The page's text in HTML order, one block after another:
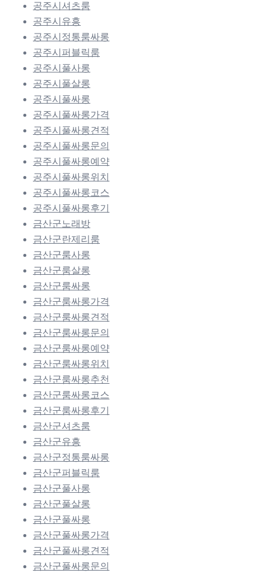
공주시셔츠룸
공주시유흥
공주시정통룸싸롱
공주시퍼블릭룸
공주시풀사롱
공주시풀살롱
공주시풀싸롱
공주시풀싸롱가격
공주시풀싸롱견적
공주시풀싸롱문의
공주시풀싸롱예약
공주시풀싸롱위치
공주시풀싸롱코스
공주시풀싸롱후기
금산군노래방
금산군란제리룸
금산군룸사롱
금산군룸살롱
금산군룸싸롱
금산군룸싸롱가격
금산군룸싸롱견적
금산군룸싸롱문의
금산군룸싸롱예약
금산군룸싸롱위치
금산군룸싸롱추천
금산군룸싸롱코스
금산군룸싸롱후기
금산군셔츠룸
금산군유흥
금산군정통룸싸롱
금산군퍼블릭룸
금산군풀사롱
금산군풀살롱
금산군풀싸롱
금산군풀싸롱가격
금산군풀싸롱견적
금산군풀싸롱문의